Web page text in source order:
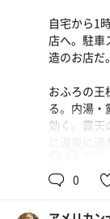
海鮮丼と
美味しす
水
あるがそ
アウフグー
を浴びられ
自宅から1
店へ。駐車
造のお店だ。
おふろの王
る。内湯・
効く。露天
に温泉に
サウナは収
の壁に小さ
0